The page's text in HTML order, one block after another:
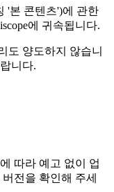
'본 콘텐츠')에 관한
에 귀속됩니다.
도 양도하지 않습니
니다.
따라 예고 없이 업
전을 확인해 주세